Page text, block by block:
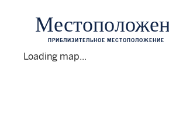
Loading map...
ПРИБЛИЗИТЕЛЬНОЕ МЕСТОПОЛОЖЕНИЕ